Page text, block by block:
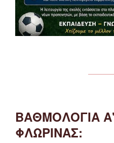
ΒΑΘΜΟΛΟΓΙΑ
ΦΛΩΡΙΝΑΣ: